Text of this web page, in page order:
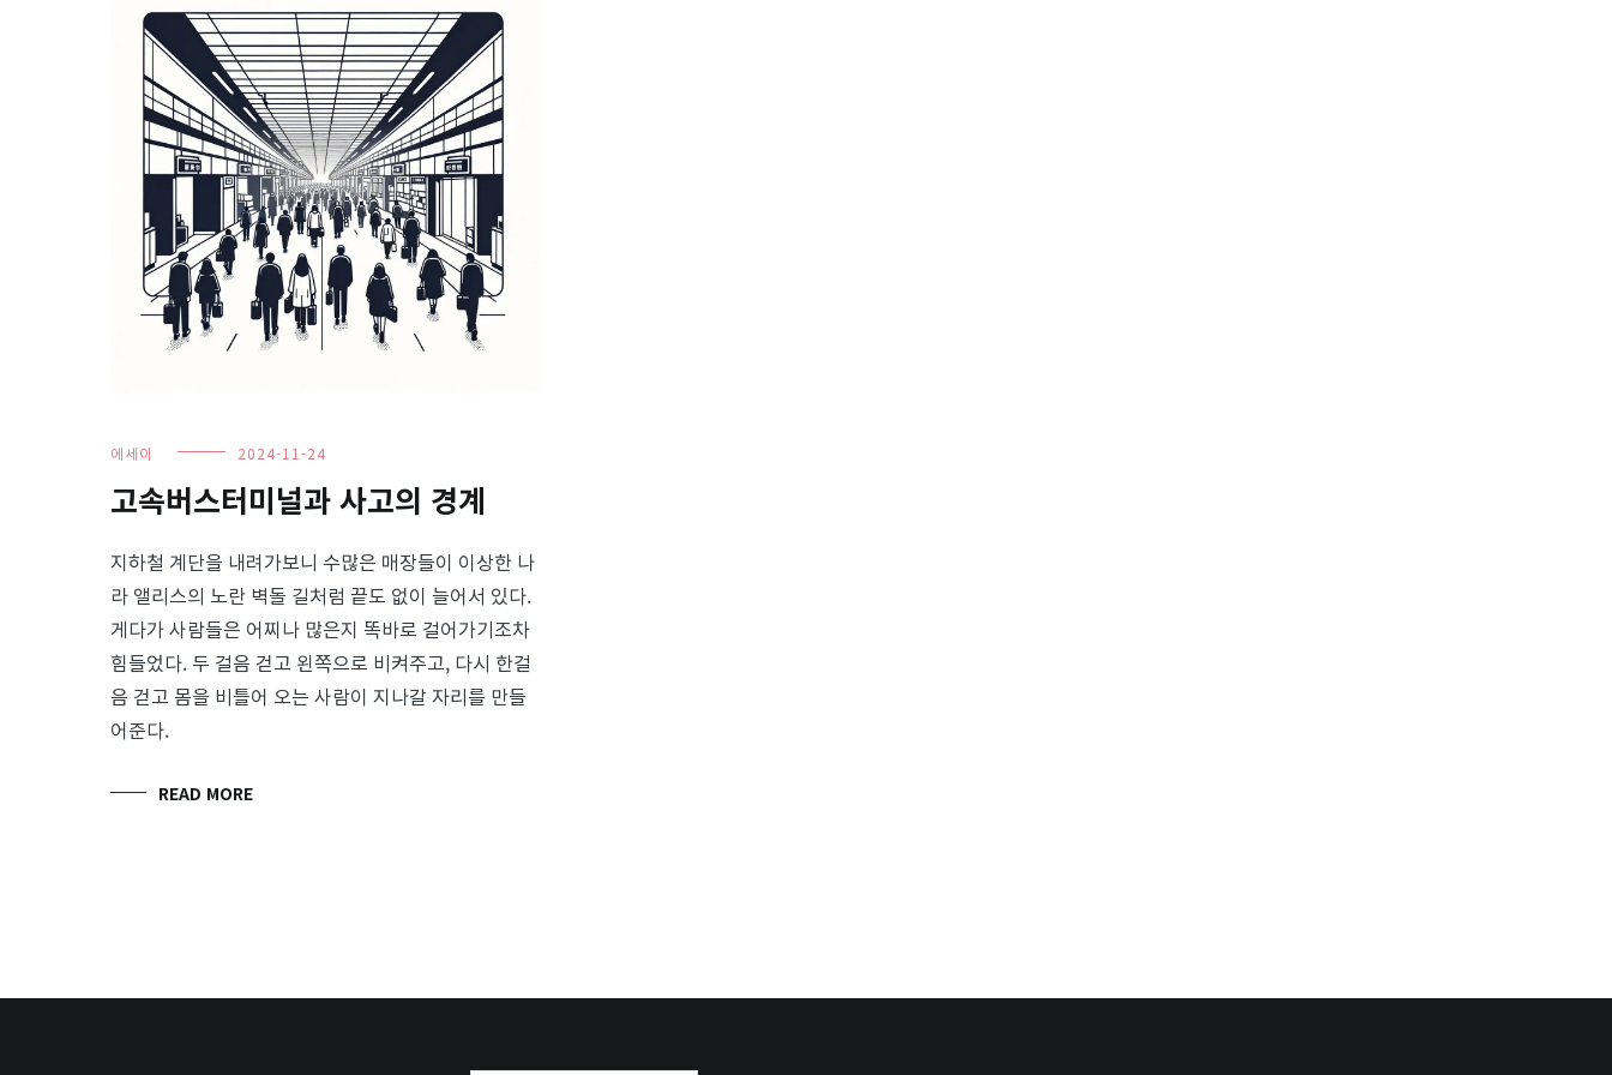
에세이 2024-11-24
고속버스터미널과 사고의 경계
지하철 계단을 내려가보니 수많은 매장들이 이상한 나
라 앨리스의 노란 벽돌 길처럼 끝도 없이 늘어서 있다.
게다가 사람들은 어찌나 많은지 똑바로 걸어가기조차
힘들었다. 두 걸음 걷고 왼쪽으로 비켜주고, 다시 한걸
음 걷고 몸을 비틀어 오는 사람이 지나갈 자리를 만들
어준다.
READ MORE